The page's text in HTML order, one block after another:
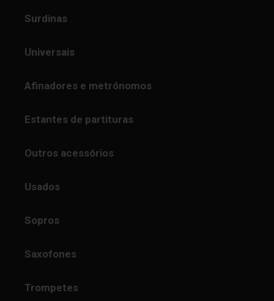
Surdinas
Universais
Afinadores e metrónomos
Estantes de partituras
Outros acessórios
Usados
Sopros
Saxofones
Trompetes